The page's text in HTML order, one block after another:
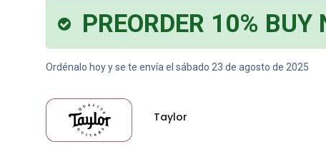
PREORDER 10% BUY
Ordénalo hoy y se te envía el sábado 23 de agosto de 2025
Taylor